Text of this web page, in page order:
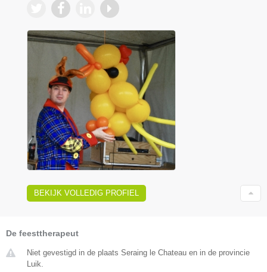
BEKIJK VOLLEDIG PROFIEL
De feesttherapeut
Niet gevestigd in de plaats Seraing le Chateau en in de provincie
Luik.